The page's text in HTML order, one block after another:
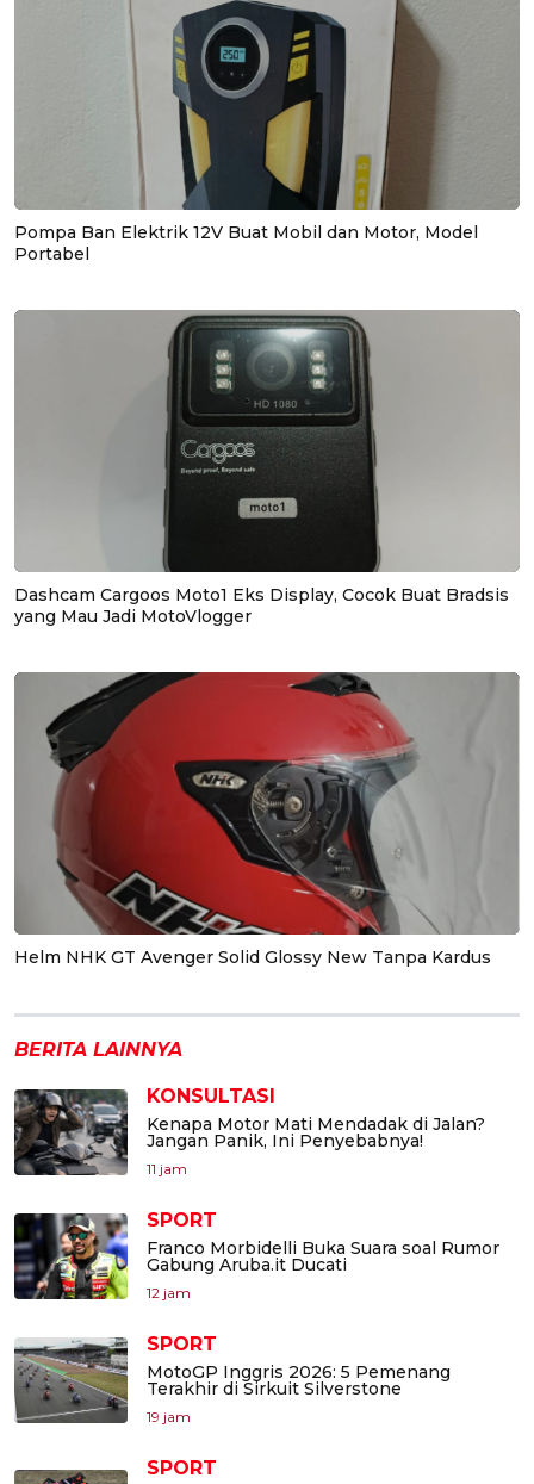
Pompa Ban Elektrik 12V Buat Mobil dan Motor, Model
Portabel
Dashcam Cargoos Moto1 Eks Display, Cocok Buat Bradsis
yang Mau Jadi MotoVlogger
Helm NHK GT Avenger Solid Glossy New Tanpa Kardus
BERITA LAINNYA
KONSULTASI
Kenapa Motor Mati Mendadak di Jalan?
Jangan Panik, Ini Penyebabnya!
11 jam
SPORT
Franco Morbidelli Buka Suara soal Rumor
Gabung Aruba.it Ducati
12 jam
SPORT
MotoGP Inggris 2026: 5 Pemenang
Terakhir di Sirkuit Silverstone
19 jam
SPORT